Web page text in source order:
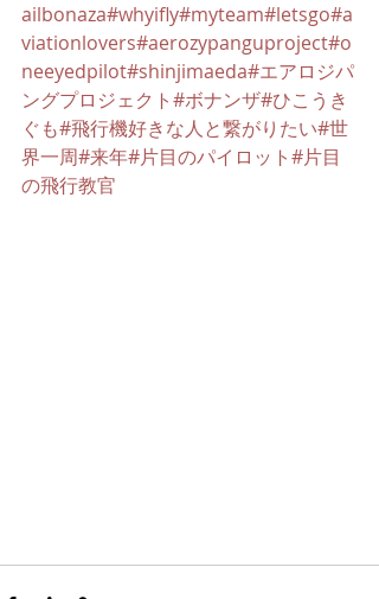
ailbonaza#whyifly#myteam#letsgo#a
viationlovers#aerozypanguproject#o
neeyedpilot#shinjimaeda#エアロジパ
ングプロジェクト#ボナンザ#ひこうき
ぐも#飛行機好きな人と繋がりたい#世
界一周#来年#片目のパイロット#片目
の飛行教官